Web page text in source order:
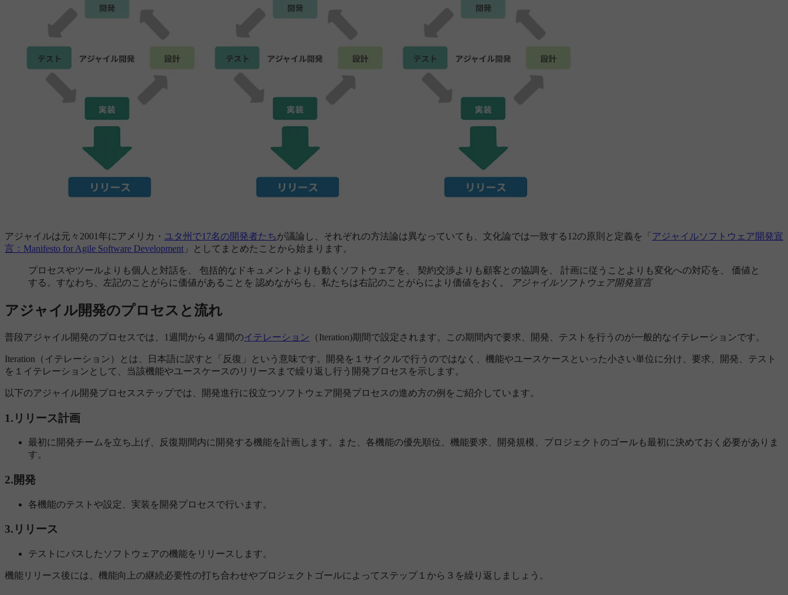
アジャイルは元々2001年にアメリカ・ ユタ州で17名の開発者たちが議論し、それぞれの方法論は異なっていても、文化論では一致する12の原則と定義を「 アジャイルソフトウェア開発宣
言：Manifesto for Agile Software Development 」としてまとめたことから始まります。
プロセスやツールよりも個人と対話を、 包括的なドキュメントよりも動くソフトウェアを、 契約交渉よりも顧客との協調を、 計画に従うことよりも変化への対応を、 価値と
する。すなわち、左記のことがらに価値があることを 認めながらも、私たちは右記のことがらにより価値をおく。
アジャイルソフトウェア開発宣言
アジャイル開発のプロセスと流れ
普段アジャイル開発のプロセスでは、1週間から４週間のイテレーション （Iteration)期間で設定されます。この期間内で要求、開発、テストを行うのが一般的なイテレーションです。
Iteration（イテレーション）とは、日本語に訳すと「反復」という意味です。開発を１サイクルで行うのではなく、機能やユースケースといった小さい単位に分け、要求、開発、テスト
を１イテレーションとして、当該機能やユースケースのリリースまで繰り返し行う開発プロセスを示します。
以下のアジャイル開発プロセスステップでは、開発進行に役立つソフトウェア開発プロセスの進め方の例をご紹介しています。
1.リリース計画
最初に開発チームを立ち上げ、反復期間内に開発する機能を計画します。また、各機能の優先順位、機能要求、開発規模、プロジェクトのゴールも最初に決めておく必要がありま
す。
2.開発
各機能のテストや設定、実装を開発プロセスで行います。
3.リリース
テストにパスしたソフトウェアの機能をリリースします。
機能リリース後には、機能向上の継続必要性の打ち合わせやプロジェクトゴールによってステップ１から３を繰り返しましょう。